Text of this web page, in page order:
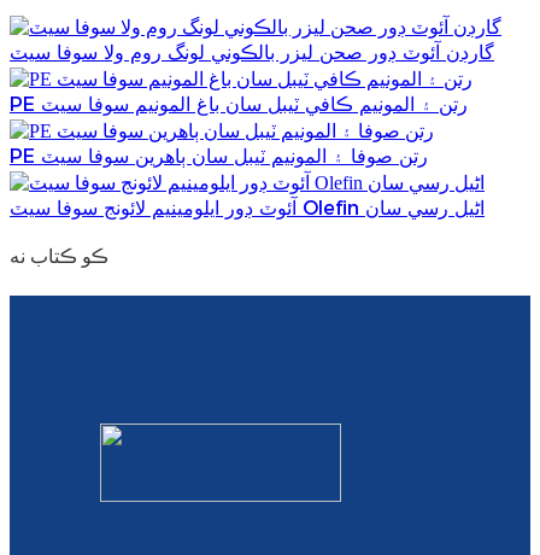
گارڊن آئوٽ ڊور صحن ليزر بالڪوني لونگ روم ولا سوفا سيٽ
PE رتن ۽ المونيم ڪافي ٽيبل سان باغ المونيم سوفا سيٽ
PE رتن صوفا ۽ المونيم ٽيبل سان ٻاھرين سوفا سيٽ
آئوٽ ڊور ايلومينيم لائونج سوفا سيٽ Olefin اڻيل رسي سان
ڪو ڪتاب نه